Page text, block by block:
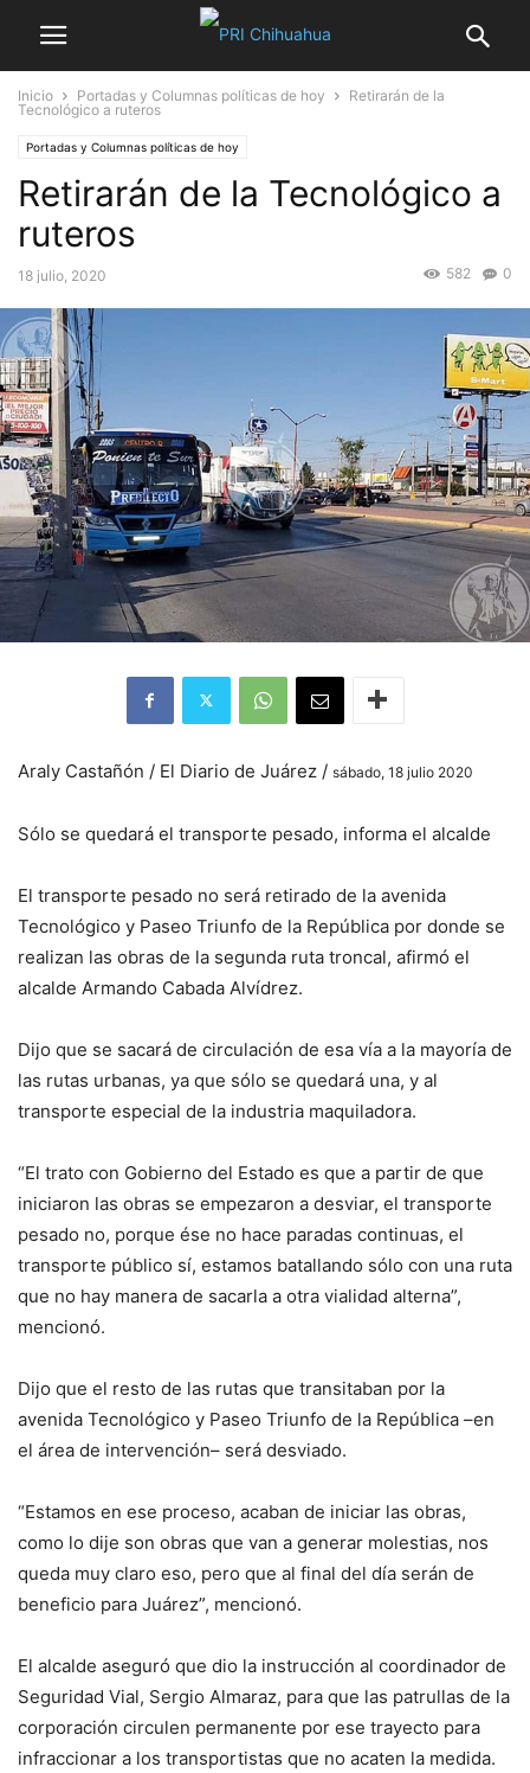
Inicio Portadas y Columnas políticas de hoy
Retirarán de la
Tecnológico a ruteros
Portadas y Columnas políticas de hoy
Retirarán de la Tecnológico a
ruteros
18 julio, 2020 0
582
Araly Castañón / El Diario de Juárez / sábado, 18 julio 2020
Sólo se quedará el transporte pesado, informa el alcalde
El transporte pesado no será retirado de la avenida
Tecnológico y Paseo Triunfo de la República por donde se
realizan las obras de la segunda ruta troncal, afirmó el
alcalde Armando Cabada Alvídrez.
Dijo que se sacará de circulación de esa vía a la mayoría de
las rutas urbanas, ya que sólo se quedará una, y al
transporte especial de la industria maquiladora.
“El trato con Gobierno del Estado es que a partir de que
iniciaron las obras se empezaron a desviar, el transporte
pesado no, porque ése no hace paradas continuas, el
transporte público sí, estamos batallando sólo con una ruta
que no hay manera de sacarla a otra vialidad alterna”,
mencionó.
Dijo que el resto de las rutas que transitaban por la
avenida Tecnológico y Paseo Triunfo de la República –en
el área de intervención– será desviado.
“Estamos en ese proceso, acaban de iniciar las obras,
como lo dije son obras que van a generar molestias, nos
queda muy claro eso, pero que al final del día serán de
beneficio para Juárez”, mencionó.
El alcalde aseguró que dio la instrucción al coordinador de
Seguridad Vial, Sergio Almaraz, para que las patrullas de la
corporación circulen permanente por ese trayecto para
infraccionar a los transportistas que no acaten la medida.